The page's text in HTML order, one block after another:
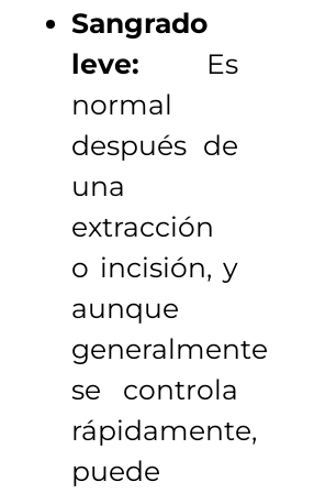
Sangrado
leve: Es
normal
después de
una
extracción
o incisión, y
aunque
generalmente
se controla
rápidamente,
puede